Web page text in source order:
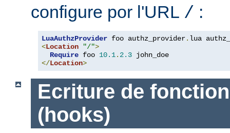
configure por l'URL / :
LuaAuthzProvider foo authz_provider.
<Location "/">
Require foo 10.1. 2.3
</Location>
Ecriture de
(hooks)